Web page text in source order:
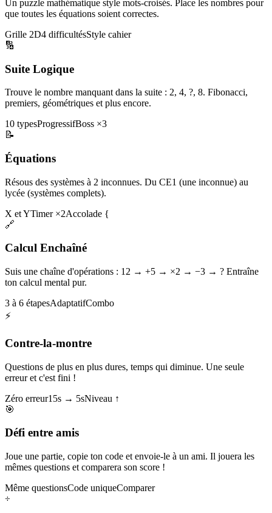
Un puzzle mathématique style mots-croisés. Place les nombres pour
que toutes les équations soient correctes.
Grille 2D4 difficultésStyle cahier
🔢
Suite Logique
Trouve le nombre manquant dans la suite : 2, 4, ?, 8. Fibonacci,
premiers, géométriques et plus encore.
10 typesProgressifBoss ×3
📝
Équations
Résous des systèmes à 2 inconnues. Du CE1 (une inconnue) au
lycée (systèmes complets).
X et YTimer ×2Accolade {
🔗
Calcul Enchaîné
Suis une chaîne d'opérations : 12 → +5 → ×2 → −3 → ? Entraîne
ton calcul mental pur.
3 à 6 étapesAdaptatifCombo
⚡
Contre-la-montre
Questions de plus en plus dures, temps qui diminue. Une seule
erreur et c'est fini !
Zéro erreur15s → 5sNiveau ↑
🎯
Défi entre amis
Joue une partie, copie ton code et envoie-le à un ami. Il jouera les
mêmes questions et comparera son score !
Même questionsCode uniqueComparer
÷